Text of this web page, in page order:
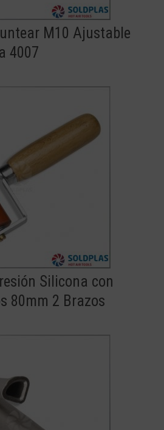
M10 Ajustable
4007
Silicona con
80mm 2 Brazos